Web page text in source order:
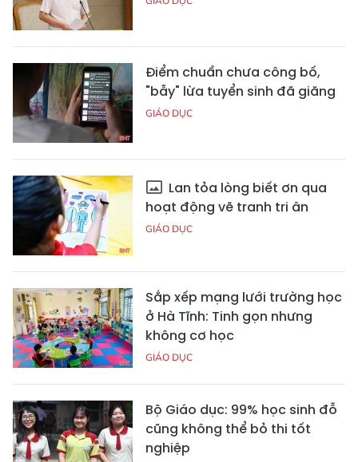
Điểm chuẩn chưa công bố,
"bẫy" lừa tuyển sinh đã giăng
GIÁO DỤC
Lan tỏa lòng biết ơn qua
hoạt động vẽ tranh tri ân
GIÁO DỤC
Sắp xếp mạng lưới trường học
ở Hà Tĩnh: Tinh gọn nhưng
không cơ học
GIÁO DỤC
Bộ Giáo dục: 99% học sinh đỗ
cũng không thể bỏ thi tốt
nghiệp